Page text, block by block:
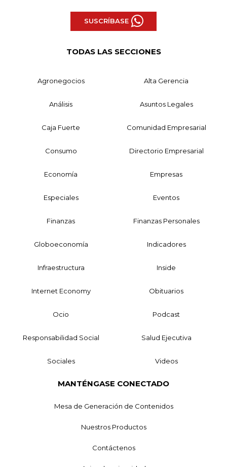
SUSCRÍBASE
TODAS LAS SECCIONES
Agronegocios Alta Gerencia
Análisis Asuntos Legales
Caja Fuerte Comunidad Empresarial
Consumo Directorio Empresarial
Economía Empresas
Especiales Eventos
Finanzas Finanzas Personales
Globoeconomía Indicadores
Infraestructura Inside
Internet Economy Obituarios
Ocio Podcast
Responsabilidad Social Salud Ejecutiva
Sociales Videos
MANTÉNGASE CONECTADO
Mesa de Generación de Contenidos
Nuestros Productos
Contáctenos